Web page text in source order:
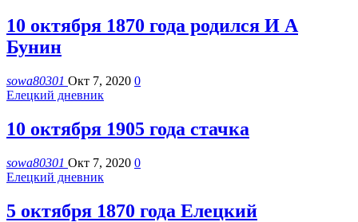
10 октября 1870 года родился И А
Бунин
sowa80301 Окт 7, 2020 0
Елецкий дневник
10 октября 1905 года стачка
sowa80301 Окт 7, 2020 0
Елецкий дневник
5 октября 1870 года Елецкий